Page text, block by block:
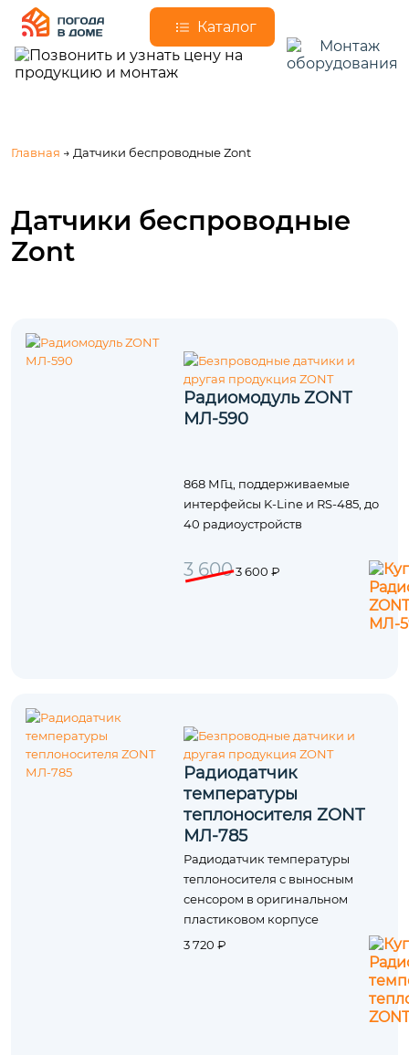
Каталог
Главная → Датчики беспроводные Zont
Датчики беспроводные
Zont
Радиомодуль ZONT
МЛ-590
868 МГц, поддерживаемые
интерфейсы K-Line и RS-485, до
40 радиоустройств
3 6003 600 ₽
Радиодатчик
температуры
теплоносителя ZONT
МЛ-785
Радиодатчик температуры
теплоносителя с выносным
сенсором в оригинальном
пластиковом корпусе
3 720 ₽